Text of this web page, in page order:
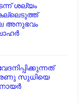
ശല്യം
അനുഭവം
രേണു സുധിയെ
നായർ